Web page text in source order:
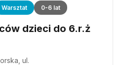
Warsztat 0-6 lat
dzieci do 6.r.ż
ul.